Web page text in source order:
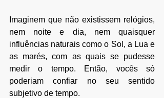
Imaginem que não existissem relógios,
nem noite e dia, nem quaisquer
influências naturais como o Sol, a Lua e
as marés, com as quais se pudesse
medir o tempo. Então, vocês só
poderiam confiar no seu sentido
subjetivo de tempo.